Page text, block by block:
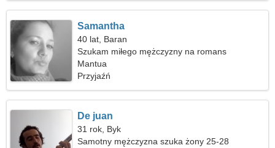
Samantha
40 lat, Baran
Szukam miłego mężczyzny na romans
Mantua
Przyjaźń
De juan
31 rok, Byk
Samotny mężczyzna szuka żony 25-28